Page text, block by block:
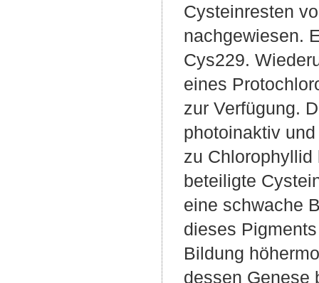
Cysteinresten
nachgewiesen.
Cys229.
eines
zur Verfügung.
photoinaktiv
zu Chlorophyllid
beteiligte
eine schwache
dieses
Bildung
dessen Genese